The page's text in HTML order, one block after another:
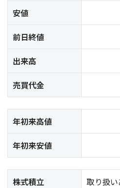
安値
前日終値
出来高
売買代金
年初来高値
年初来安値
株式積立 取り扱い